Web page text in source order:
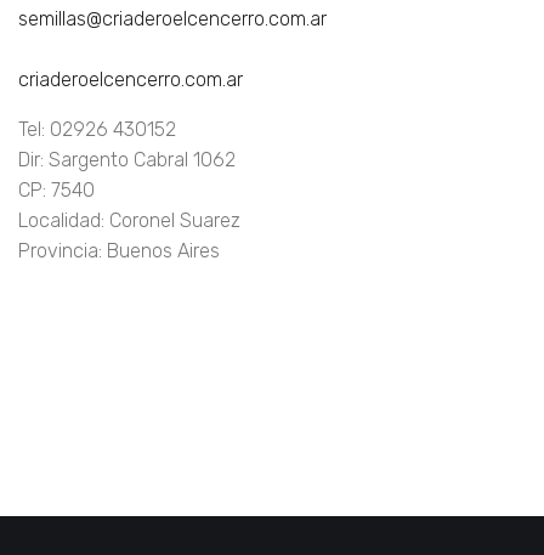
semillas@criaderoelcencerro.com.ar
criaderoelcencerro.com.ar
Tel: 02926 430152
Dir: Sargento Cabral 1062
CP: 7540
Localidad: Coronel Suarez
Provincia: Buenos Aires